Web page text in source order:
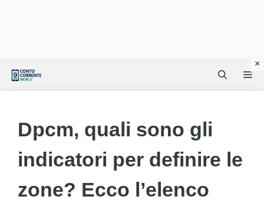
Dpcm, quali sono gli
indicatori per definire le
zone? Ecco l’elenco